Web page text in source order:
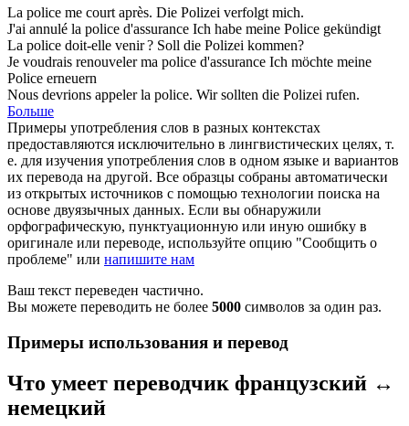
La police me court après. Die Polizei verfolgt mich.
J'ai annulé la police d'assurance Ich habe meine Police gekündigt
La police doit-elle venir ? Soll die Polizei kommen?
Je voudrais renouveler ma police d'assurance Ich möchte meine
Police erneuern
Nous devrions appeler la police. Wir sollten die Polizei rufen.
Больше
Примеры употребления слов в разных контекстах
предоставляются исключительно в лингвистических целях, т.
е. для изучения употребления слов в одном языке и вариантов
их перевода на другой. Все образцы собраны автоматически
из открытых источников с помощью технологии поиска на
основе двуязычных данных. Если вы обнаружили
орфографическую, пунктуационную или иную ошибку в
оригинале или переводе, используйте опцию "Сообщить о
проблеме" или напишите нам
Ваш текст переведен частично.
Вы можете переводить не более 5000 символов за один раз.
Примеры использования и перевод
Что умеет переводчик французский ↔
немецкий